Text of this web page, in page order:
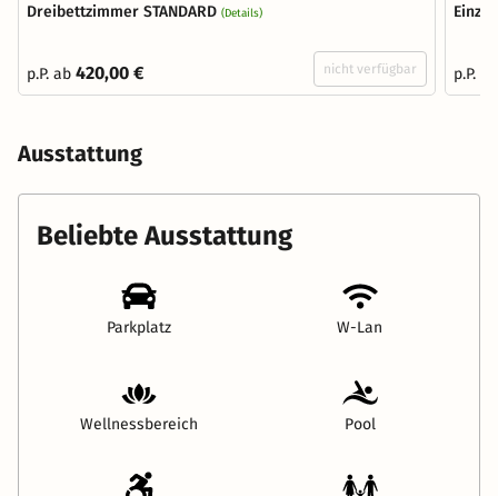
Dreibettzimmer STANDARD (Details)
p.P. ab 420,00 € nicht verfügbar p.P.
Ausstattung
Beliebte Ausstattung
Parkplatz W-Lan
Wellnessbereich Pool